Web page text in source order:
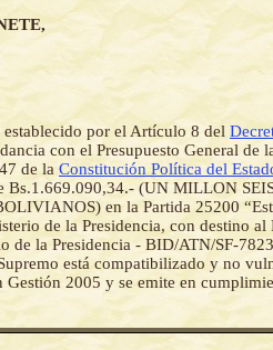
por el Artículo 8 del
con el Presupuesto General de
de la Constitución Política del
Bs.1.669.090,34.- (UN MILLON
en la Partida 25200
de la Presidencia, con destino
de la Presidencia - BID/ATN/SF-
está compatibilizado y no
Gestión 2005 y se emite en